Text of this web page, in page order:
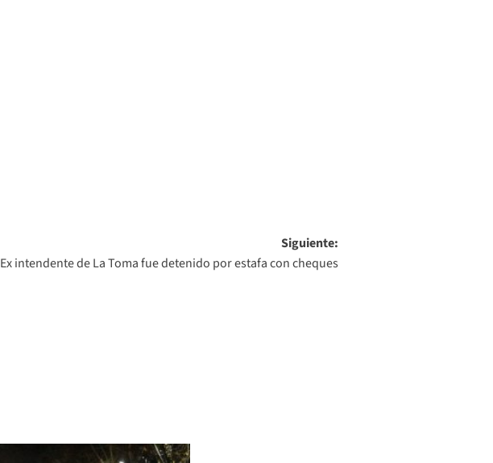
Siguiente:
Ex intendente de La Toma fue detenido por estafa con cheques